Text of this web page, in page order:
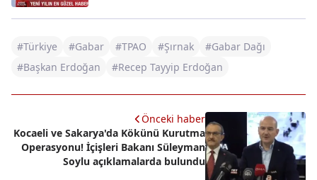
#Türkiye #Gabar #TPAO #Şırnak
#Gabar Dağı
#Başkan Erdoğan
#Recep Tayyip Erdoğan
Önceki haber
Kocaeli ve Sakarya'da Kökünü Kurutma
Operasyonu! İçişleri Bakanı Süleyman
Soylu açıklamalarda bulundu